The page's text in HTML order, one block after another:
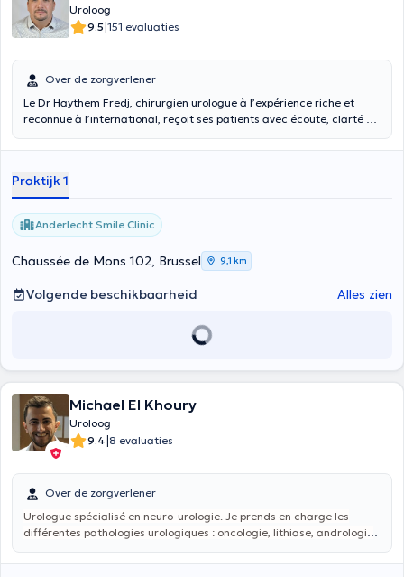
Uroloog
9.5|151 evaluaties
Over de zorgverlener
Le Dr Haythem Fredj, chirurgien urologue à l’expérience riche et
reconnue à l’international, reçoit ses patients avec écoute, clarté et
personnalisée en urologie adulte et pédiatrique : traumatismes de
sexologie, stérilité masculine, incontinence féminine et vessie
neurologique. Son approche met l’accent sur la confiance, la
compréhension des besoins et un accompagnement adapté à
chaque patient.
Praktijk 1
Anderlecht Smile Clinic
Chaussée de Mons 102, Brussel 9,1 km
Volgende beschikbaarheid Alles zien
Michael El Khoury
Uroloog
9.4|8 evaluaties
Over de zorgverlener
Urologue spécialisé en neuro-urologie. Je prends en charge les
différentes pathologies urologiques : oncologie, lithiase, andrologie
accompagner les patients atteints de maladies neurologiques et